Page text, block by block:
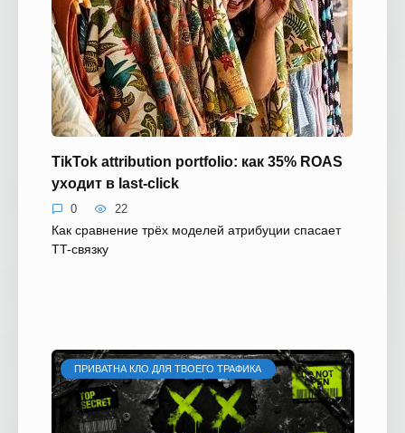
TikTok attribution portfolio: как 35% ROAS
уходит в last-click
0 22
Как сравнение трёх моделей атрибуции спасает
TT-связку
ПРИВАТНА КЛО ДЛЯ ТВОЕГО ТРАФИКА